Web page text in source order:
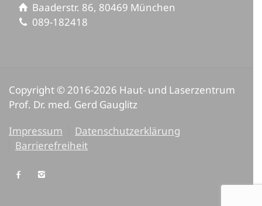
Baaderstr. 86, 80469 München
089-182418
Copyright © 2016-2026 Haut- und Laserzentrum
Prof. Dr. med. Gerd Gauglitz
Impressum
Datenschutzerklärung
Barrierefreiheit